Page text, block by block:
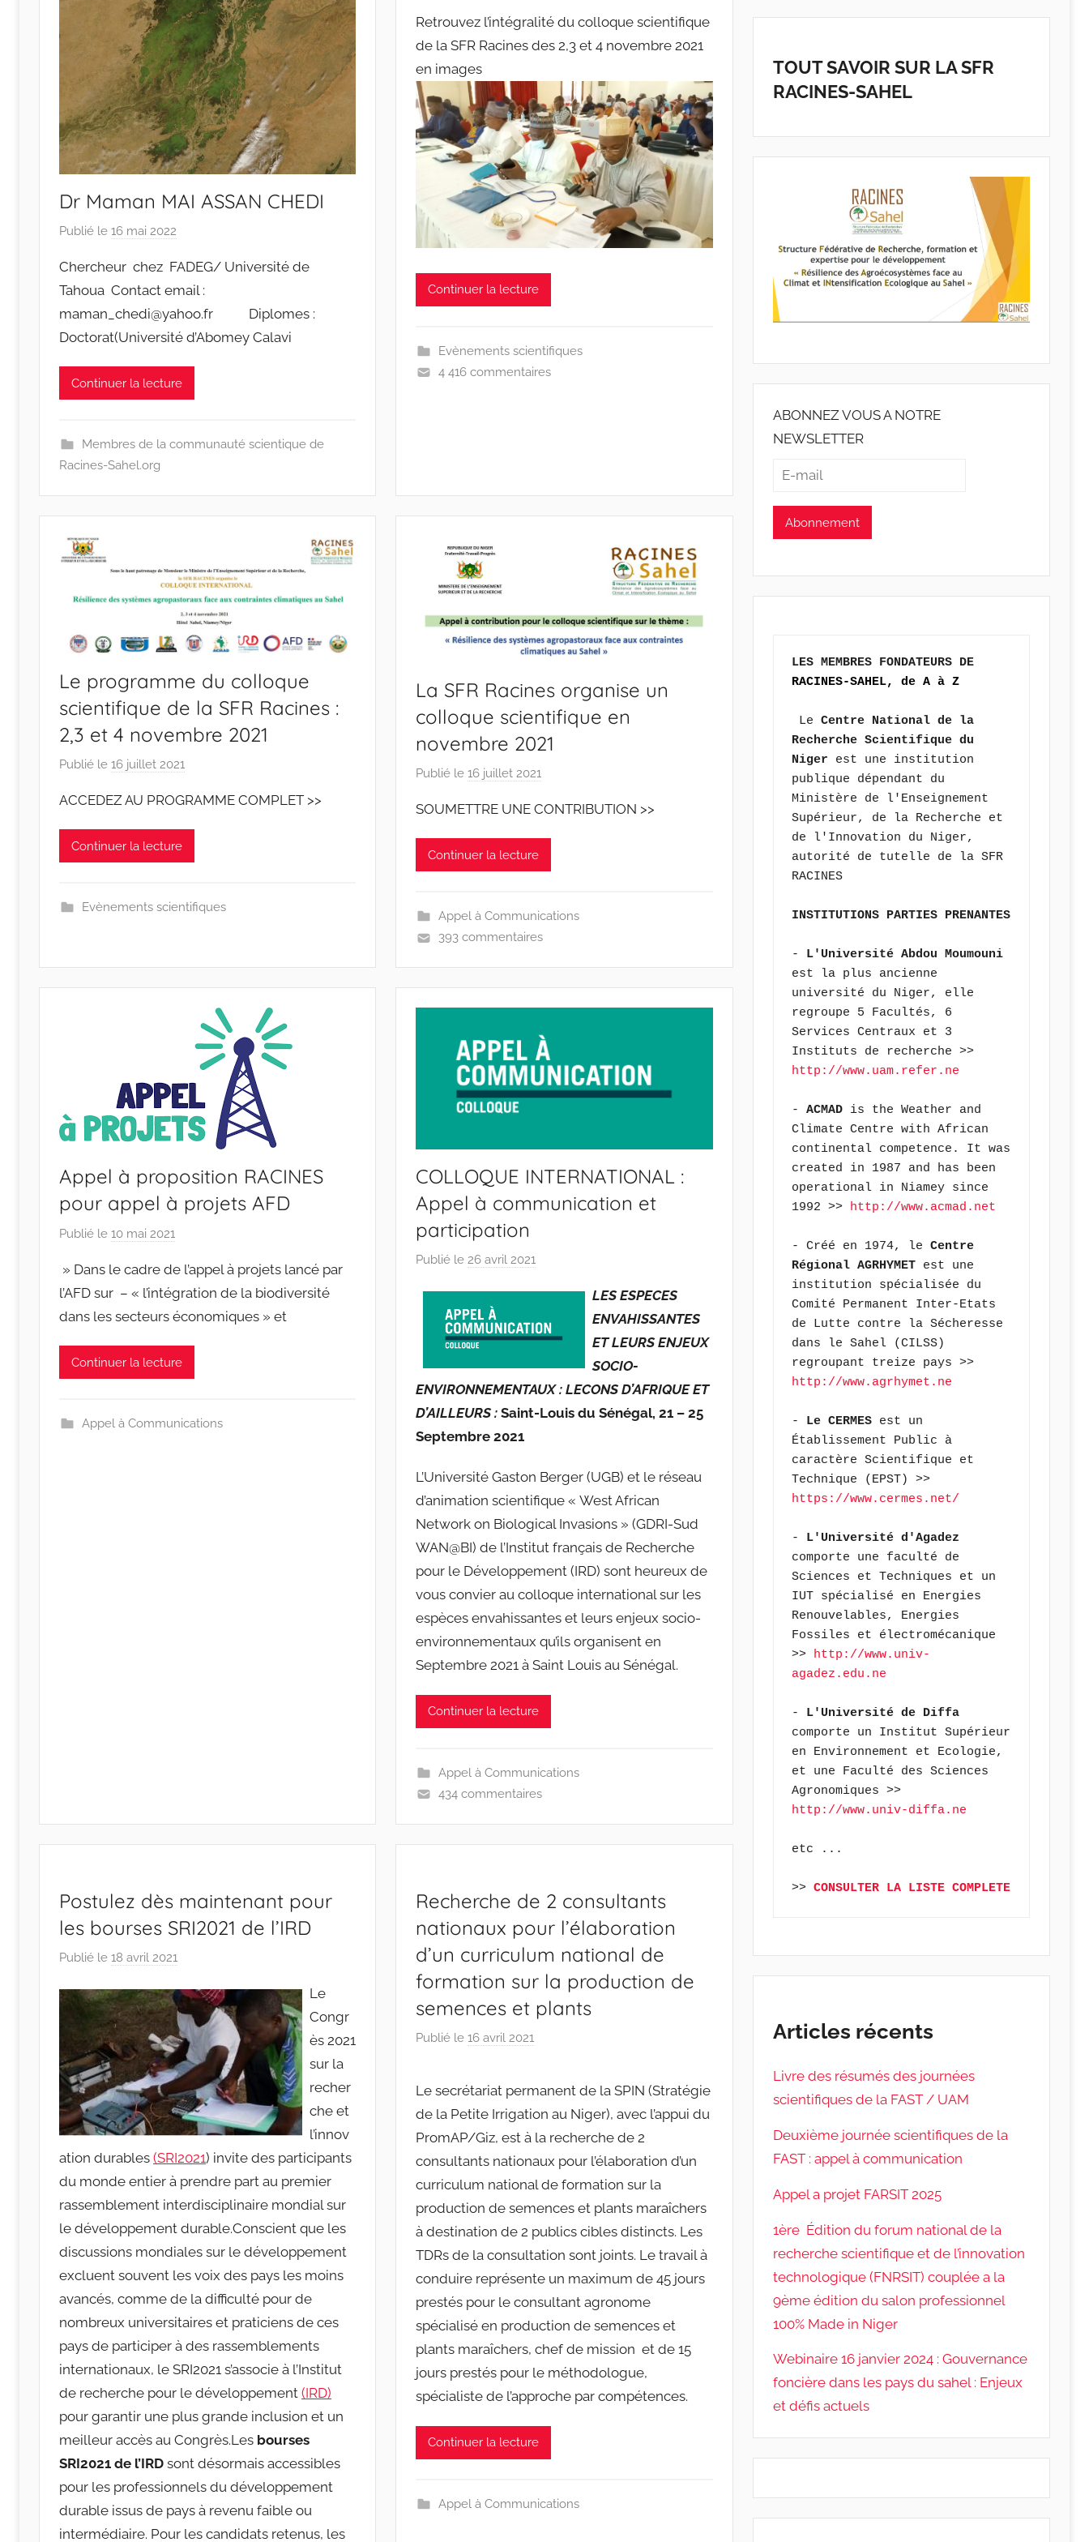
Dr Maman MAI ASSAN CHEDI
Publié le 16 mai 2022
r
r
a
c
n
e
-
Chercheur chez FADEG/ Université de
Tahoua Contact email :
maman_chedi@yahoo.fr Diplomes :
Doctorat(Université d’Abomey Calavi
Continuer la lecture
Membres de la communauté scientique de
Racines-Sahel.org
r
r
c
i
n
e
s
-
w
p
Retrouvez l’intégralité du colloque scientifique
de la SFR Racines des 2,3 et 4 novembre 2021
en images
Continuer la lecture
Evènements scientifiques
4 416 commentaires
Le programme du colloque
scientifique de la SFR Racines :
2,3 et 4 novembre 2021
Publié le 16 juillet 2021
r
r
n
ACCEDEZ AU PROGRAMME COMPLET >>
Continuer la lecture
Evènements scientifiques
La SFR Racines organise un
colloque scientifique en
novembre 2021
Publié le16 juillet 2021
r
r
n
e
w
SOUMETTRE UNE CONTRIBUTION >>
Continuer la lecture
Appel à Communications
393 commentaires
Appel à proposition RACINES
pour appel à projets AFD
Publié le 10 mai 2021
r
r
a
i
n
s
» Dans le cadre de l’appel à projets lancé par
l’AFD sur – « l’intégration de la biodiversité
dans les secteurs économiques » et
Continuer la lecture
Appel à Communications
COLLOQUE INTERNATIONAL :
Appel à communication et
participation
Publié le26 avril 2021
r
a
c
i
n
-
LES ESPECES
ENVAHISSANTES
ET LEURS ENJEUX
SOCIO-
ENVIRONNEMENTAUX : LECONS D’AFRIQUE ET
D’AILLEURS :Saint-Louis du Sénégal, 21 – 25
Septembre 2021
L’Université Gaston Berger (UGB) et le réseau
d’animation scientifique « West African
Network on Biological Invasions » (GDRI-Sud
WAN@BI) de l’Institut français de Recherche
pour le Développement (IRD) sont heureux de
vous convier au colloque international sur les
espèces envahissantes et leurs enjeux socio-
environnementaux qu’ils organisent en
Septembre 2021 à Saint Louis au Sénégal.
Continuer la lecture
Appel à Communications
434 commentaires
Postulez dès maintenant pour
les bourses SRI2021 de l’IRD
Publié le 18 avril 2021
r
r
a
c
i
n
e
-
w
p
Le
Congr
ès 2021
sur la
recher
che et
l’innov
ation durables (SRI2021) invite des participants
du monde entier à prendre part au premier
rassemblement interdisciplinaire mondial sur
le développement durable.Conscient que les
discussions mondiales sur le développement
excluent souvent les voix des pays les moins
avancés, comme de la difficulté pour de
nombreux universitaires et praticiens de ces
pays de participer à des rassemblements
internationaux, le SRI2021 s’associe à l’Institut
de recherche pour le développement (IRD)
pour garantir une plus grande inclusion et un
meilleur accès au Congrès.Les bourses
SRI2021 de l’IRD sont désormais accessibles
pour les professionnels du développement
durable issus de pays à revenu faible ou
intermédiaire. Pour les candidats retenus, les
Recherche de 2 consultants
nationaux pour l’élaboration
d’un curriculum national de
formation sur la production de
semences et plants
Publié le16 avril 2021
a
c
i
n
e
s
Le secrétariat permanent de la SPIN (Stratégie
de la Petite Irrigation au Niger), avec l’appui du
PromAP/Giz, est à la recherche de 2
consultants nationaux pour l’élaboration d’un
curriculum national de formation sur la
production de semences et plants maraîchers
à destination de 2 publics cibles distincts. Les
TDRs de la consultation sont joints. Le travail à
conduire représente un maximum de 45 jours
prestés pour le consultant agronome
spécialisé en production de semences et
plants maraîchers, chef de mission et de 15
jours prestés pour le méthodologue,
spécialiste de l’approche par compétences.
Continuer la lecture
Appel à Communications
TOUT SAVOIR SUR LA SFR
RACINES-SAHEL
ABONNEZ VOUS A NOTRE
NEWSLETTER
RACINES-SAHEL, de A à Z
Le Centre National de la
Recherche Scientifique du
Niger est une institution
publique dépendant du
Ministère de l'Enseignement
Supérieur, de la Recherche et
de l'Innovation du Niger,
autorité de tutelle de la SFR
RACINES
INSTITUTIONS PARTIES PRENANTES
-
est la plus ancienne
université du Niger, elle
regroupe 5 Facultés, 6
Services Centraux et 3
http://www.uam.refer.ne
- ACMAD is the Weather and
Climate Centre with African
continental competence. It was
created in 1987 and has been
operational in Niamey since
1992 >> http://www.acmad.net
- Créé en 1974, le Centre
Régional AGRHYMET est une
institution spécialisée du
Comité Permanent Inter-Etats
de Lutte contre la Sécheresse
dans le Sahel (CILSS)
http://www.agrhymet.ne
- Le CERMES est un
Établissement Public à
caractère Scientifique et
https://www.cermes.net/
- L'Université d'Agadez
comporte une faculté de
Sciences et Techniques et un
IUT spécialisé en Energies
Renouvelables, Energies
Fossiles et électromécanique
>> http://www.univ-
agadez.edu.ne
- L'Université de Diffa
comporte un Institut Supérieur
en Environnement et Ecologie,
et une Faculté des Sciences
http://www.univ-diffa.ne
etc ...
>> CONSULTER LA LISTE COMPLETE
Articles récents
Livre des résumés des journées
scientifiques de la FAST / UAM
Deuxième journée scientifiques de la
FAST : appel à communication
Appel a projet FARSIT 2025
1ère Édition du forum national de la
recherche scientifique et de l’innovation
technologique (FNRSIT) couplée a la
9ème édition du salon professionnel
100% Made in Niger
Webinaire 16 janvier 2024 : Gouvernance
foncière dans les pays du sahel : Enjeux
et défis actuels